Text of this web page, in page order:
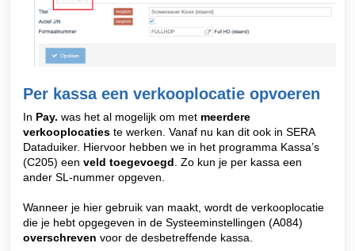
Per kassa een verkooplocatie opvoeren
In Pay. was het al mogelijk om met meerdere
verkooplocaties te werken. Vanaf nu kan dit ook in SERA
Dataduiker. Hiervoor hebben we in het programma Kassa’s
(C205) een veld toegevoegd . Zo kun je per kassa een
ander SL-nummer opgeven.
Wanneer je hier gebruik van maakt, wordt de verkooplocatie
die je hebt opgegeven in de Systeeminstellingen (A084)
overschreven voor de desbetreffende kassa.